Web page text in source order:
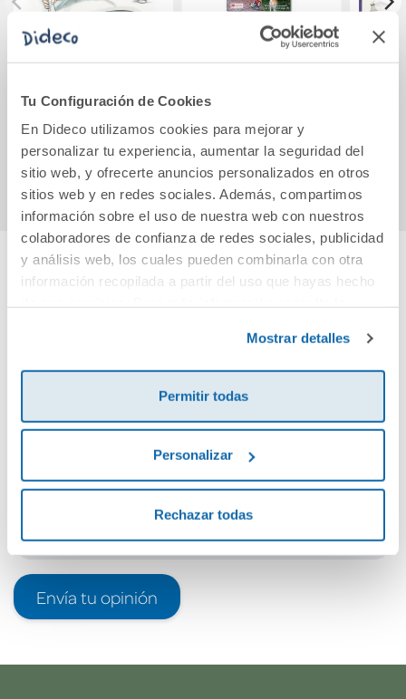
Tu Configuración de Cookies
En Dideco utilizamos cookies para mejorar y
personalizar tu experiencia, aumentar la seguridad del
sitio web, y ofrecerte anuncios personalizados en otros
sitios web y en redes sociales. Además, compartimos
información sobre el uso de nuestra web con nuestros
colaboradores de confianza de redes sociales, publicidad
y análisis web, los cuales pueden combinarla con otra
información recopilada a partir del uso que hayas hecho
Mostrar detalles
Permitir todas
Personalizar
Rechazar todas
Nausicaa nº 04
12,95€
Comprar
KIDS CAN! 4
impreso acceso a
la versión
34,95€
Comprar
Cuéntanos tu opinión
¡Sé el primero en valorar este producto!
Envía tu opinión